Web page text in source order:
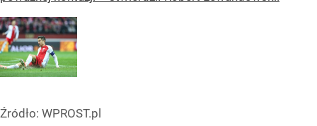
Źródło: WPROST.pl